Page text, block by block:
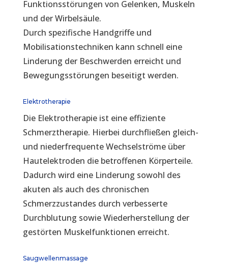
Funktionsstörungen von Gelenken, Muskeln
und der Wirbelsäule.
Durch spezifische Handgriffe und
Mobilisationstechniken kann schnell eine
Linderung der Beschwerden erreicht und
Bewegungsstörungen beseitigt werden.
Elektrotherapie
Die Elektrotherapie ist eine effiziente
Schmerztherapie. Hierbei durchfließen gleich-
und niederfrequente Wechselströme über
Hautelektroden die betroffenen Körperteile.
Dadurch wird eine Linderung sowohl des
akuten als auch des chronischen
Schmerzzustandes durch verbesserte
Durchblutung sowie Wiederherstellung der
gestörten Muskelfunktionen erreicht.
Saugwellenmassage